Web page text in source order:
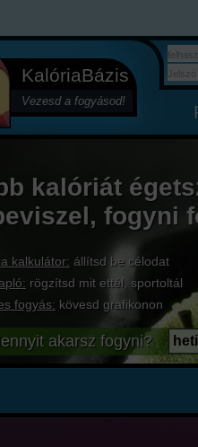
KalóriaBázis
Vezesd a fogyásod!
kalóriát
fogyni
kalkulátor: állítsd be célodat
rögzítsd mit ettél, sportoltál
fogyás: kövesd grafikonon
akarsz fogyni?